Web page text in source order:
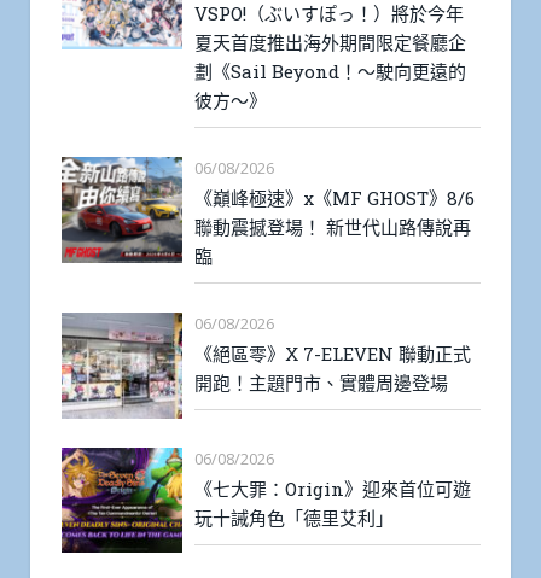
VSPO!（ぶいすぽっ！）將於今年
夏天首度推出海外期間限定餐廳企
劃《Sail Beyond！～駛向更遠的
彼方～》
06/08/2026
《巔峰極速》x《MF GHOST》8/6
聯動震撼登場！ 新世代山路傳說再
臨
06/08/2026
《絕區零》X 7-ELEVEN 聯動正式
開跑！主題門市、實體周邊登場
06/08/2026
《七大罪：Origin》迎來首位可遊
玩十誡角色「德里艾利」